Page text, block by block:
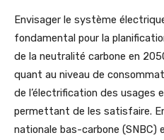
Envisager le système
fondamental pour la
de la neutralité carbone en
quant au niveau de
de l’électrification des usages
permettant de les satisfaire.
nationale bas-carbone (SNBC)